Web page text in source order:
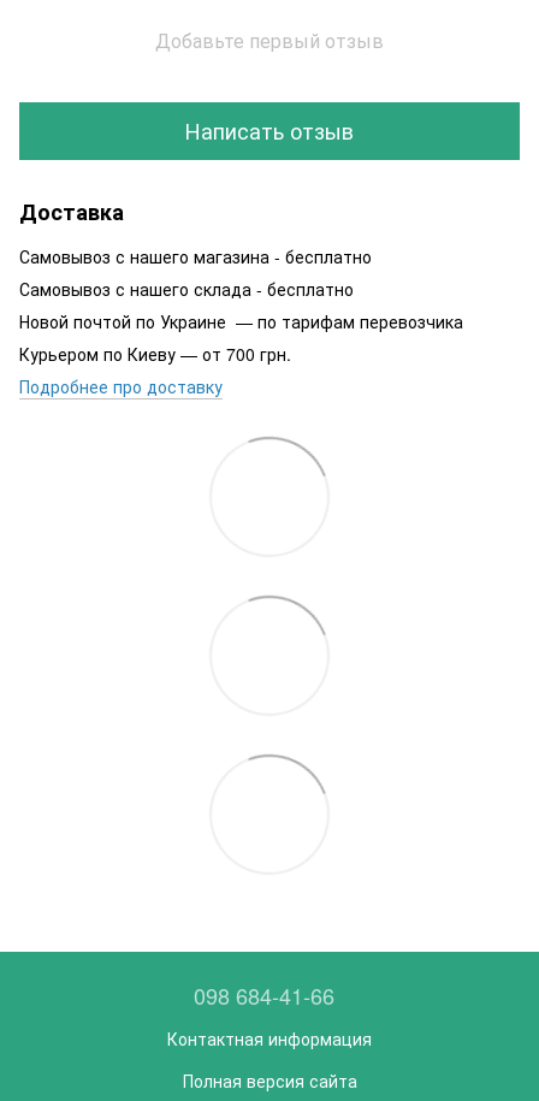
Добавьте первый отзыв
Написать отзыв
Доставка
Самовывоз с нашего магазина - бесплатно
Самовывоз с нашего склада - бесплатно
Новой почтой по Украине — по тарифам перевозчика
Курьером по Киеву — от 700 грн.
Подробнее про доставку
098 684-41-66
Контактная информация
Полная версия сайта